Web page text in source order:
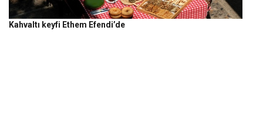
Kahvaltı keyfi Ethem Efendi’de